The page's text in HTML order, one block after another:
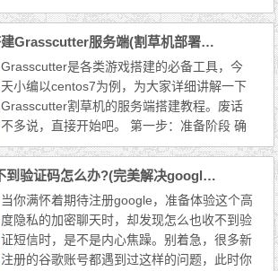
中国大陆以外市场。 【Blued历史】 Blued由
马保力创立。2000年，马保力建立了同志网
站淡蓝网。在手机盛行年代，出于盈利的考
虑，马保力决定将网站变成一个同志交友软
件。2012年年初，马保力组建了一个小团
队，由于缺乏流动端的技术，马保力...
在Linux服务器搭建Grasscutter服务端(割草机部署教程)
Grasscutter是各类游戏搭建的必备工具，今
天小编以centos7为例，为大家详细讲解一下
Grasscutter割草机的服务端搭建教程。废话
不多说，直接开始吧。 第一步：准备阶段 确
保您有一个Centos7服务器，或者虚拟机！并
且您的服务器已经连上了网络。 需要在您的
服务器上部署Docker，如果您还有安装Docke
r请跟着我做 如果您已经安装Docker请直接跳
到第二步 1、安装必要依赖 yum install -y yu
m-utils device-mapper...
谷歌注册账号收不到验证码怎么办?(完美解决google短信接收)
当你满怀着期待注册google，准备体验这个高
度隐私的加密聊天时，却发现怎么也收不到验
证短信时，是不是内心焦躁。别着急，很多新
注册的谷歌账号都遇到过这样的问题，此时你